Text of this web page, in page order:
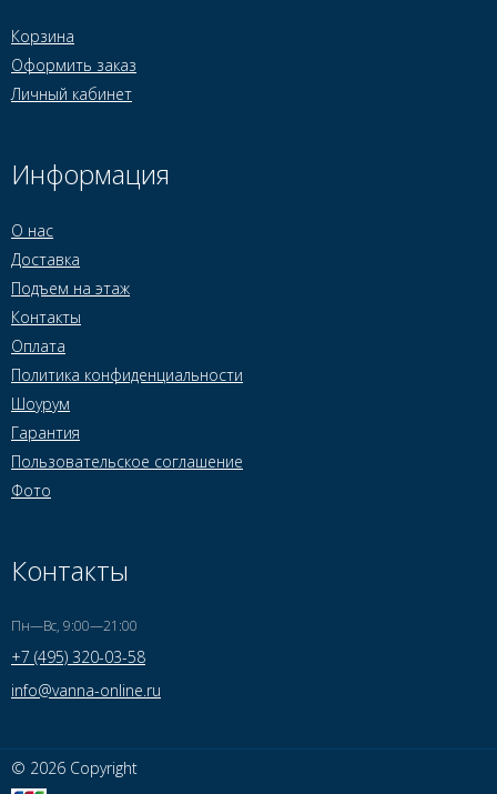
Корзина
Оформить заказ
Личный кабинет
Информация
О нас
Доставка
Подъем на этаж
Контакты
Оплата
Политика конфиденциальности
Шоурум
Гарантия
Пользовательское соглашение
Фото
Контакты
Пн—Вс, 9:00—21:00
+7 (495) 320-03-58
info@vanna-online.ru
© 2026 Copyright